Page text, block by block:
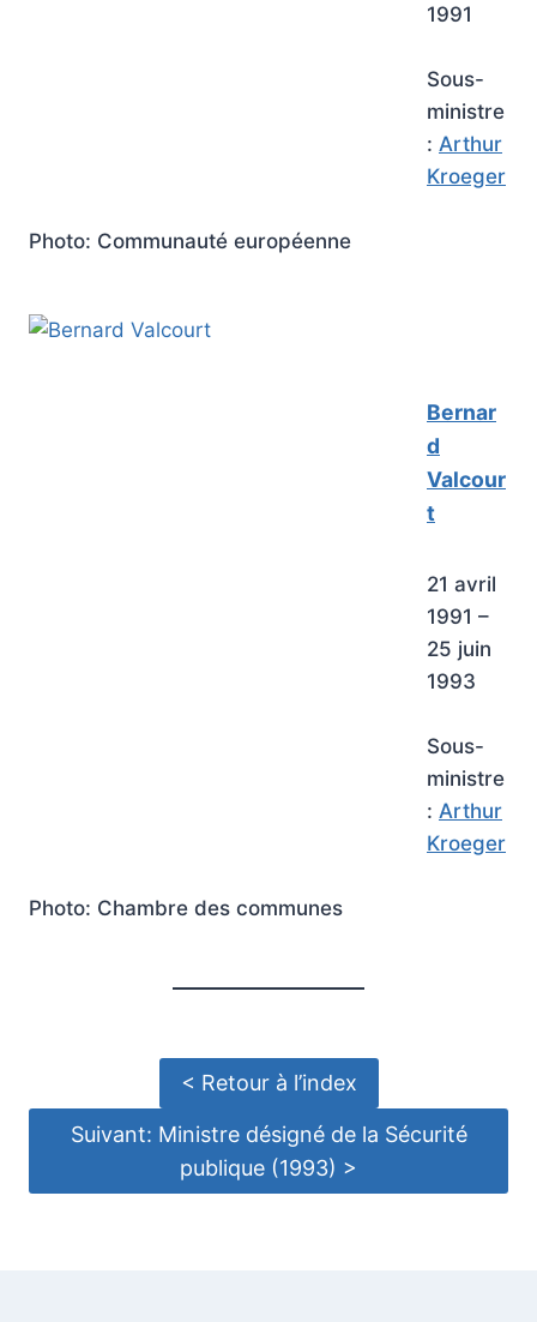
1991
Sous-
ministre
: Arthur
Kroeger
Photo: Communauté européenne
Bernar
d
Valcour
t
21 avril
1991 –
25 juin
1993
Sous-
ministre
: Arthur
Kroeger
Photo: Chambre des communes
< Retour à l’index
Suivant: Ministre désigné de la Sécurité
publique (1993) >